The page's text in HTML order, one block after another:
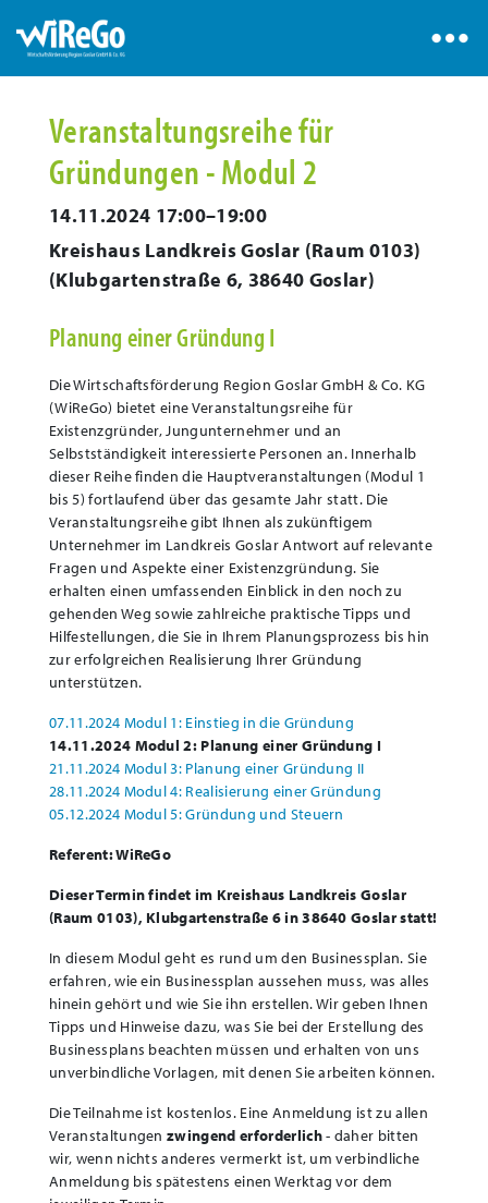
Veranstaltungsreihe für
Gründungen - Modul 2
14.11.2024 17:00–19:00
Kreishaus Landkreis Goslar (Raum 0103)
(Klubgartenstraße 6, 38640 Goslar)
Planung einer Gründung I
Die Wirtschaftsförderung Region Goslar GmbH & Co. KG
(WiReGo) bietet eine Veranstaltungsreihe für
Existenzgründer, Jungunternehmer und an
Selbstständigkeit interessierte Personen an. Innerhalb
dieser Reihe finden die Hauptveranstaltungen (Modul 1
bis 5) fortlaufend über das gesamte Jahr statt. Die
Veranstaltungsreihe gibt Ihnen als zukünftigem
Unternehmer im Landkreis Goslar Antwort auf relevante
Fragen und Aspekte einer Existenzgründung. Sie
erhalten einen umfassenden Einblick in den noch zu
gehenden Weg sowie zahlreiche praktische Tipps und
Hilfestellungen, die Sie in Ihrem Planungsprozess bis hin
zur erfolgreichen Realisierung Ihrer Gründung
unterstützen.
07.11.2024 Modul 1: Einstieg in die Gründung
14.11.2024 Modul 2: Planung einer Gründung I
21.11.2024 Modul 3: Planung einer Gründung II
28.11.2024 Modul 4: Realisierung einer Gründung
05.12.2024 Modul 5: Gründung und Steuern
Referent: WiReGo
Dieser Termin findet im Kreishaus Landkreis Goslar
(Raum 0103), Klubgartenstraße 6 in 38640 Goslar statt!
In diesem Modul geht es rund um den Businessplan. Sie
erfahren, wie ein Businessplan aussehen muss, was alles
hinein gehört und wie Sie ihn erstellen. Wir geben Ihnen
Tipps und Hinweise dazu, was Sie bei der Erstellung des
Businessplans beachten müssen und erhalten von uns
unverbindliche Vorlagen, mit denen Sie arbeiten können.
Die Teilnahme ist kostenlos. Eine Anmeldung ist zu allen
Veranstaltungenzwingend erforderlich- daher bitten
wir, wenn nichts anderes vermerkt ist, um verbindliche
Anmeldung bis spätestens einen Werktag vor dem